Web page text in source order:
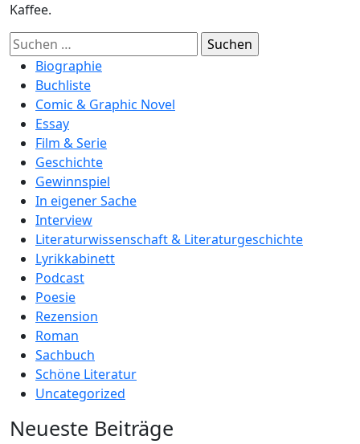
Kaffee.
Suchen
nach:Biographie
Buchliste
Comic & Graphic Novel
Essay
Film & Serie
Geschichte
Gewinnspiel
In eigener Sache
Interview
Literaturwissenschaft & Literaturgeschichte
Lyrikkabinett
Podcast
Poesie
Rezension
Roman
Sachbuch
Schöne Literatur
Uncategorized
Neueste Beiträge